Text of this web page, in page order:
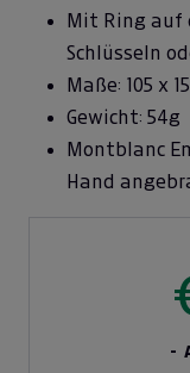
Mit Ring auf
Schlüsseln
Maße: 105 x
Gewicht: 54g
Montblanc
Hand
-